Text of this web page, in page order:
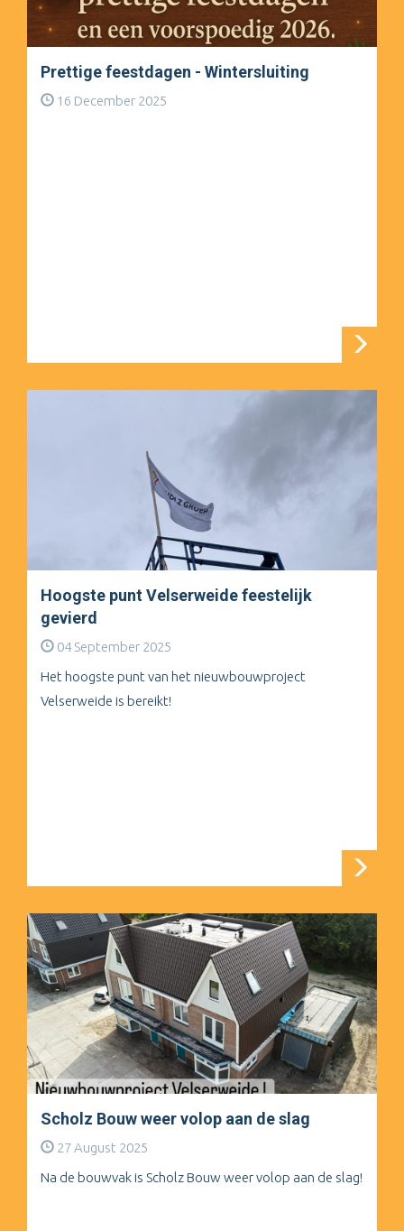
Prettige feestdagen - Wintersluiting
16 December 2025
Hoogste punt Velserweide feestelijk
gevierd
04 September 2025
Het hoogste punt van het nieuwbouwproject
Velserweide is bereikt!
Scholz Bouw weer volop aan de slag
27 August 2025
Na de bouwvak is Scholz Bouw weer volop aan de slag!